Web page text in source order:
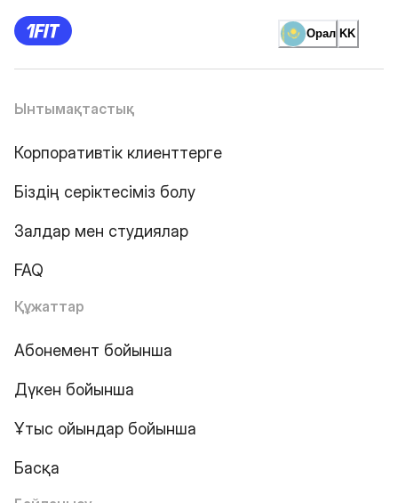
Орал KK
Ынтымақтастық
Корпоративтік клиенттерге
Біздің серіктесіміз болу
Залдар мен студиялар
FAQ
Құжаттар
Абонемент бойынша
Дүкен бойынша
Ұтыс ойындар бойынша
Басқа